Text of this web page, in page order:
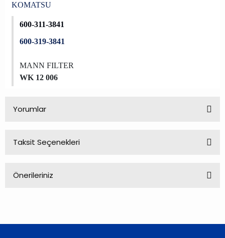
KOMATSU
600-311-3841
600-319-3841
MANN FILTER
WK 12 006
Yorumlar
Taksit Seçenekleri
Önerileriniz